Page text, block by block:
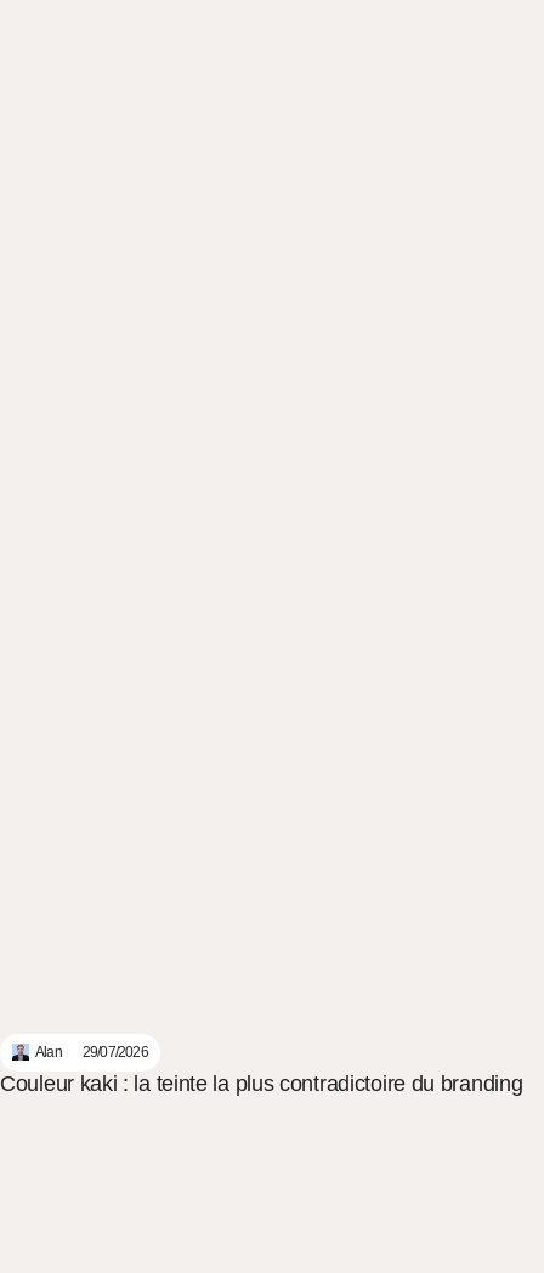
Alan 29/07/2026
Couleur kaki : la teinte la plus contradictoire du branding